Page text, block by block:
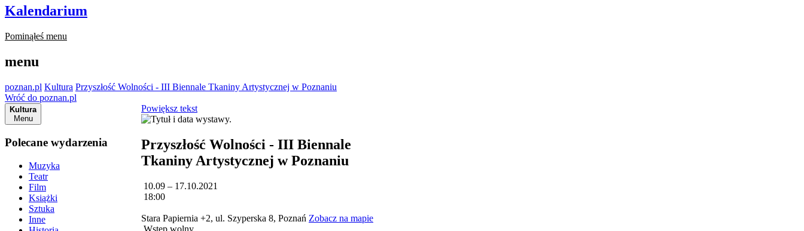
Kalendarium
Pominąłeś menu
menu
poznan.pl Kultura Przyszłość Wolności - III Biennale Tkaniny Artystycznej w Poznaniu
Wróć do poznan.pl
Kultura
Menu
Polecane wydarzenia
Muzyka
Teatr
Film
Książki
Sztuka
Inne
Powiększ tekst
Przyszłość Wolności - III Biennale
Tkaniny Artystycznej w Poznaniu
10.09 – 17.10.2021
18:00
Stara Papiernia +2, ul. Szyperska 8, Poznań Zobacz na mapie
Wstęp wolny